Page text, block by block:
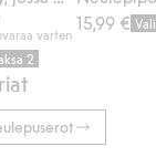
varten
2
15,99 €